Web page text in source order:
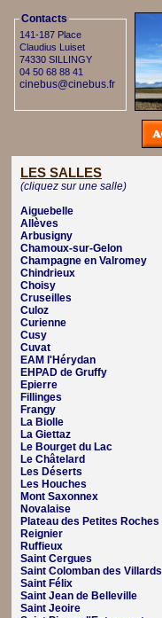
Contacts
141-187 Place
Claudius Luiset
74330 SILLINGY
04 50 68 88 41
cinebus@cinebus.fr
LES SALLES
(cliquez sur une salle)
Aiguebelle
Allèves
Arbusigny
Chamoux-sur-Gelon
Champagne en Valromey
Chindrieux
Choisy
Cruseilles
Culoz
Curienne
Cusy
Cuvat
EAM l'Hérydan
EHPAD de Gruffy
Epierre
Fillinges
Frangy
La Biolle
La Giettaz
Le Bourget du Lac
Le Châtelard
Les Déserts
Les Houches
Mont Saxonnex
Novalaise
Plateau des Petites Roches
Reignier
Ruffieux
Saint Cergues
Saint Colomban des Villards
Saint Félix
Saint Jean de Belleville
Saint Jeoire